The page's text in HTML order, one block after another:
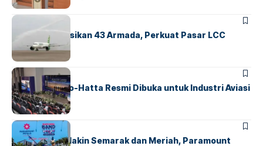
BANDARA
Citilink Operasikan 43 Armada, Perkuat Pasar LCC
Nasional
BANDARA BERITA
IALC Soekarno-Hatta Resmi Dibuka untuk Industri Aviasi
Dunia
BERITA INDEX
Akhir Pekan Makin Semarak dan Meriah, Paramount